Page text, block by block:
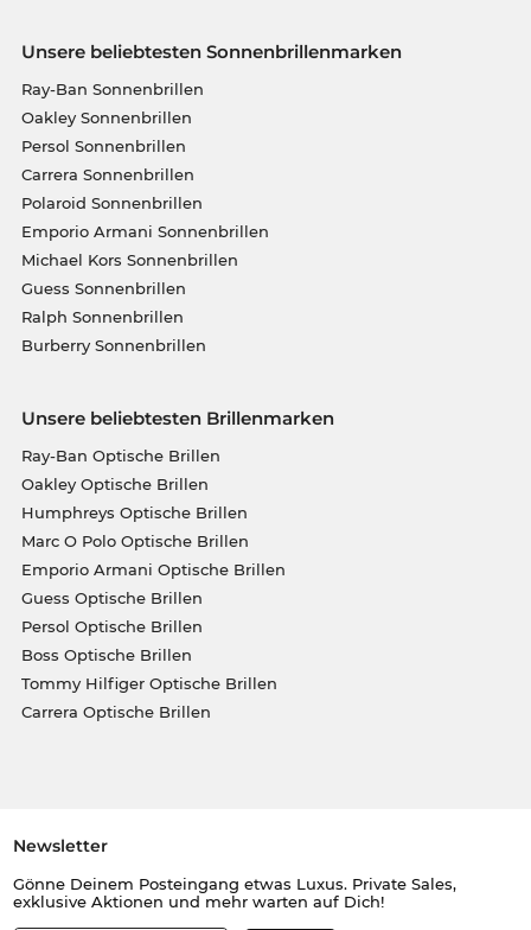
Unsere beliebtesten Sonnenbrillenmarken
Ray-Ban Sonnenbrillen
Oakley Sonnenbrillen
Persol Sonnenbrillen
Carrera Sonnenbrillen
Polaroid Sonnenbrillen
Emporio Armani Sonnenbrillen
Michael Kors Sonnenbrillen
Guess Sonnenbrillen
Ralph Sonnenbrillen
Burberry Sonnenbrillen
Unsere beliebtesten Brillenmarken
Ray-Ban Optische Brillen
Oakley Optische Brillen
Humphreys Optische Brillen
Marc O Polo Optische Brillen
Emporio Armani Optische Brillen
Guess Optische Brillen
Persol Optische Brillen
Boss Optische Brillen
Tommy Hilfiger Optische Brillen
Carrera Optische Brillen
Newsletter
Gönne Deinem Posteingang etwas Luxus. Private Sales,
exklusive Aktionen und mehr warten auf Dich!